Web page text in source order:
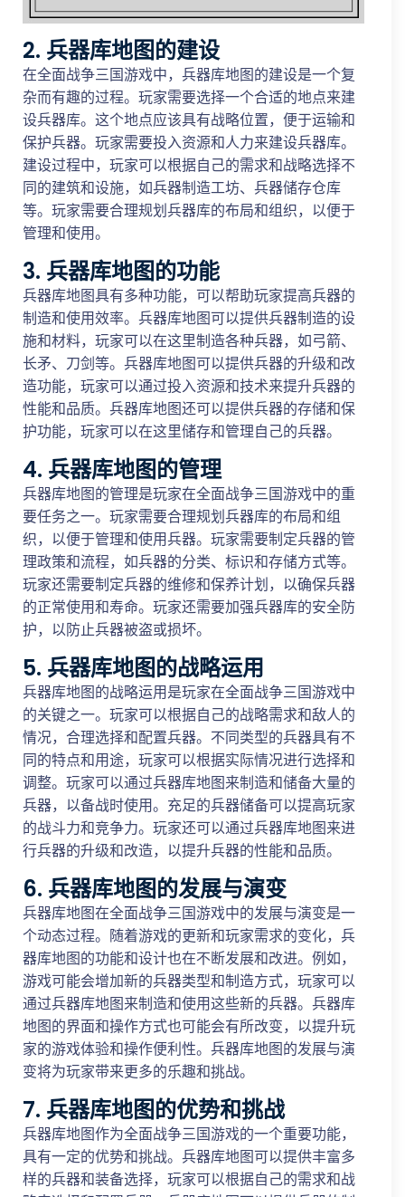
2. 兵器库地图的建设
在全面战争三国游戏中，兵器库地图的建设是一个复
杂而有趣的过程。玩家需要选择一个合适的地点来建
设兵器库。这个地点应该具有战略位置，便于运输和
保护兵器。玩家需要投入资源和人力来建设兵器库。
建设过程中，玩家可以根据自己的需求和战略选择不
同的建筑和设施，如兵器制造工坊、兵器储存仓库
等。玩家需要合理规划兵器库的布局和组织，以便于
管理和使用。
3. 兵器库地图的功能
兵器库地图具有多种功能，可以帮助玩家提高兵器的
制造和使用效率。兵器库地图可以提供兵器制造的设
施和材料，玩家可以在这里制造各种兵器，如弓箭、
长矛、刀剑等。兵器库地图可以提供兵器的升级和改
造功能，玩家可以通过投入资源和技术来提升兵器的
性能和品质。兵器库地图还可以提供兵器的存储和保
护功能，玩家可以在这里储存和管理自己的兵器。
4. 兵器库地图的管理
兵器库地图的管理是玩家在全面战争三国游戏中的重
要任务之一。玩家需要合理规划兵器库的布局和组
织，以便于管理和使用兵器。玩家需要制定兵器的管
理政策和流程，如兵器的分类、标识和存储方式等。
玩家还需要制定兵器的维修和保养计划，以确保兵器
的正常使用和寿命。玩家还需要加强兵器库的安全防
护，以防止兵器被盗或损坏。
5. 兵器库地图的战略运用
兵器库地图的战略运用是玩家在全面战争三国游戏中
的关键之一。玩家可以根据自己的战略需求和敌人的
情况，合理选择和配置兵器。不同类型的兵器具有不
同的特点和用途，玩家可以根据实际情况进行选择和
调整。玩家可以通过兵器库地图来制造和储备大量的
兵器，以备战时使用。充足的兵器储备可以提高玩家
的战斗力和竞争力。玩家还可以通过兵器库地图来进
行兵器的升级和改造，以提升兵器的性能和品质。
6. 兵器库地图的发展与演变
兵器库地图在全面战争三国游戏中的发展与演变是一
个动态过程。随着游戏的更新和玩家需求的变化，兵
器库地图的功能和设计也在不断发展和改进。例如，
游戏可能会增加新的兵器类型和制造方式，玩家可以
通过兵器库地图来制造和使用这些新的兵器。兵器库
地图的界面和操作方式也可能会有所改变，以提升玩
家的游戏体验和操作便利性。兵器库地图的发展与演
变将为玩家带来更多的乐趣和挑战。
7. 兵器库地图的优势和挑战
兵器库地图作为全面战争三国游戏的一个重要功能，
具有一定的优势和挑战。兵器库地图可以提供丰富多
样的兵器和装备选择，玩家可以根据自己的需求和战